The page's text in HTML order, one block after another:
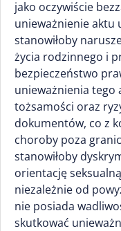
jako oczywiście
unieważnienie aktu
stanowiłoby
życia rodzinnego i
bezpieczeństwo
unieważnienia
tożsamości oraz
dokumentów, co z
choroby poza
stanowiłoby
orientację
niezależnie od
nie posiada
skutkować